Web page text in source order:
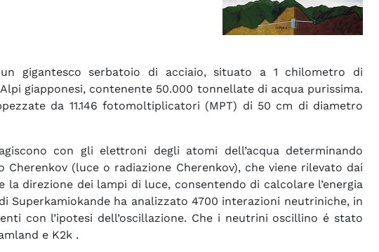
gigantesco serbatoio di acciaio, situato a 1 chilometro di
giapponesi, contenente 50.000 tonnellate di acqua purissima.
da 11.146 fotomoltiplicatori (MPT) di 50 cm di diametro
con gli elettroni degli atomi dell’acqua determinando
(luce o radiazione Cherenkov), che viene rilevato dai
la direzione dei lampi di luce, consentendo di calcolare l’energia
Superkamiokande ha analizzato 4700 interazioni neutriniche, in
con l’ipotesi dell’oscillazione. Che i neutrini oscillino é stato
e K2k .